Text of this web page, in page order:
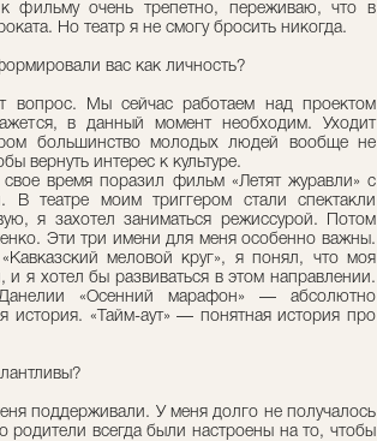
фильму очень трепетно, переживаю, что в
Но театр я не смогу бросить никогда.
вас как личность?
вопрос. Мы сейчас работаем над проектом
в данный момент необходим. Уходит
большинство молодых людей вообще не
вернуть интерес к культуре.
время поразил фильм «Летят журавли» с
В театре моим триггером стали спектакли
я захотел заниматься режиссурой. Потом
Эти три имени для меня особенно важны.
меловой круг», я понял, что моя
я хотел бы развиваться в этом направлении.
«Осенний марафон» — абсолютно
история. «Тайм-аут» — понятная история про
поддерживали. У меня долго не получалось
всегда были настроены на то, чтобы